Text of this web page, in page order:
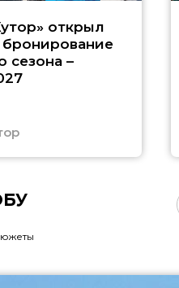
открыл
бронирование
сезона –